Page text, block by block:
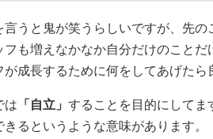
言うと鬼が笑うらしいですが、先
フも増えなかなか自分だけのこと
が成長するために何をしてあげたら
は 「自立」 することを目的にしてま
きるというような意味があります。